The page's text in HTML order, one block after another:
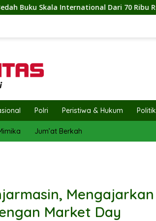
Rupiah Referensi Akademik Dunia
Polri Peristiwa & Hukum Politik
Jum’at Berkah
Mengajarkan
Market Day